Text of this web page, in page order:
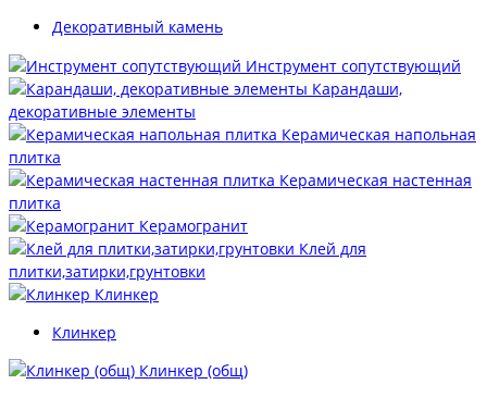
Декоративный камень
Инструмент сопутствующий
Карандаши,
декоративные элементы
Керамическая напольная
плитка
Керамическая настенная
плитка
Керамогранит
Клей для
плитки,затирки,грунтовки
Клинкер
Клинкер
Клинкер (общ)